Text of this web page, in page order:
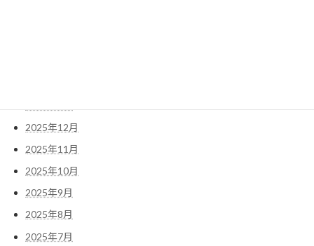
2025年12月
2025年11月
2025年10月
2025年9月
2025年8月
2025年7月